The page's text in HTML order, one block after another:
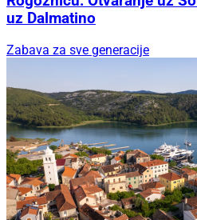
uz Dalmatino
Zabava za sve generacije